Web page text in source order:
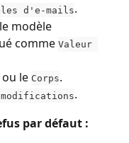
d'e-mails.
modèle
comme Valeur
ou le Corps.
.
par défaut :